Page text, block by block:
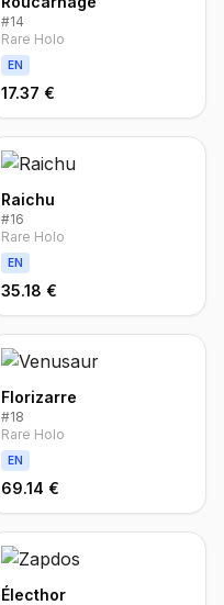
#14
Rare Holo
EN
17.37 €
Raichu
#16
Rare Holo
EN
35.18 €
Florizarre
#18
Rare Holo
EN
69.14 €
Électhor